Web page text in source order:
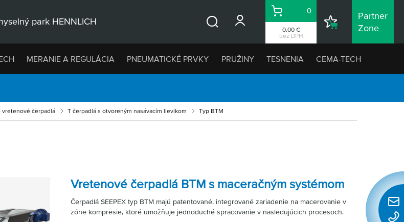
park HENNLICH
0,00 €
bez DPH
Košík
0
Nákupný
Partner
Zone
MERANIE A REGULÁCIA PNEUMATICKÉ PRVKY PRUŽINY TESNENIA CEMA-TECH
vretenové čerpadlá T čerpadlá s otvoreným nasávacím lievikom Typ BTM
Vretenové čerpadlá BTM s maceračným systémom
Čerpadlá SEEPEX typ BTM majú patentované, integrované zariadenie na macerovanie v
zóne kompresie, ktoré umožňuje jednoduché spracovanie v nasledujúcich procesoch.